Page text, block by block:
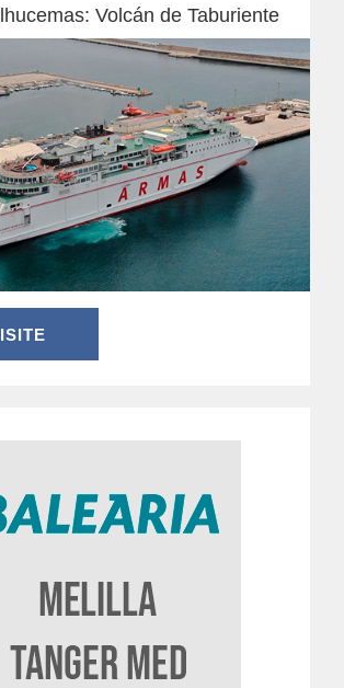
Volcán de Taburiente